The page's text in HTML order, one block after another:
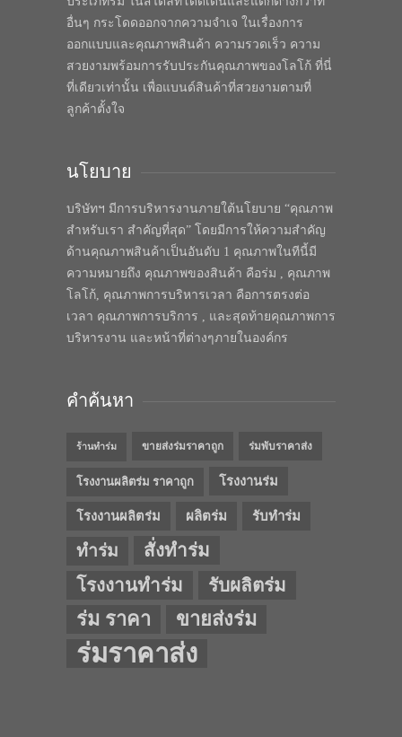
อื่นๆ กระโดดออกจากความจำเจ ในเรื่องการ
ออกแบบและคุณภาพสินค้า ความรวดเร็ว ความ
สวยงามพร้อมการรับประกันคุณภาพของโลโก้ ที่นี่
ที่เดียวเท่านั้น เพื่อแบนด์สินค้าที่สวยงามตามที่
ลูกค้าตั้งใจ
นโยบาย
บริษัทฯ มีการบริหารงานภายใต้นโยบาย “คุณภาพ
สำหรับเรา สำคัญที่สุด” โดยมีการให้ความสำคัญ
ด้านคุณภาพสินค้าเป็นอันดับ 1 คุณภาพในทีนี้มี
ความหมายถึง คุณภาพของสินค้า คือร่ม , คุณภาพ
โลโก้, คุณภาพการบริหารเวลา คือการตรงต่อ
เวลา คุณภาพการบริการ , และสุดท้ายคุณภาพการ
บริหารงาน และหน้าที่ต่างๆภายในองค์กร
คำค้นหา
ร้านทำร่ม ขายส่งร่มราคาถูก ร่มพับราคาส่ง
โรงงานผลิตร่ม ราคาถูก โรงงานร่ม
โรงงานผลิตร่ม ผลิตร่ม รับทำร่ม
ทำร่ม
สั่งทำร่ม
โรงงานทำร่ม
รับผลิตร่ม
ร่ม ราคา ขายส่งร่ม
ร่มราคาส่ง